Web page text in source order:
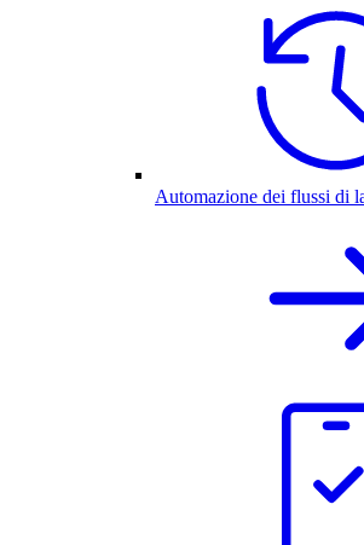
Automazione dei flussi di